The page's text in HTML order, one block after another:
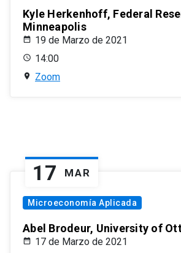
Kyle Herkenhoff, Federal
Minneapolis
19 de Marzo de 2021
14:00
Zoom
17 MAR
Microeconomía Aplicada
Abel Brodeur, University of
17 de Marzo de 2021